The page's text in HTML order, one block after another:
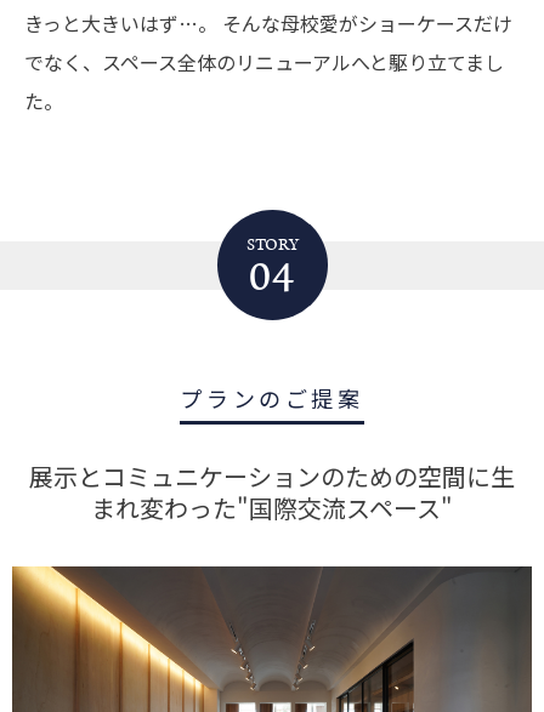
きっと大きいはず…。
そんな母校愛がショーケースだけ
でなく、スペース全体のリニューアルへと駆り立てまし
た。
STORY
04
プランのご提案
展示とコミュニケーションのための空間に生
まれ変わった"国際交流スペース"